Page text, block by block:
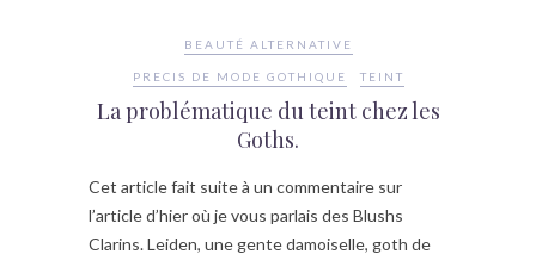
BEAUTÉ ALTERNATIVE
PRECIS DE MODE GOTHIQUE TEINT
La problématique du teint chez les
Goths.
Cet article fait suite à un commentaire sur
l’article d’hier où je vous parlais des Blushs
Clarins. Leiden, une gente damoiselle, goth de